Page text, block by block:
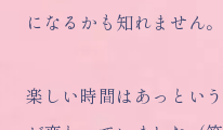
になるかも知れません。
楽しい時間はあっとい